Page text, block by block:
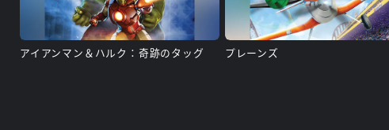
アイアンマン＆ハルク：奇跡のタッグ プレーンズ